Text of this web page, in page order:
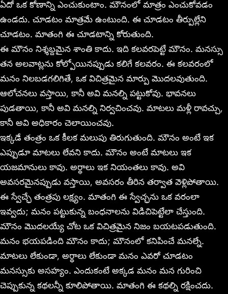
ఏదో ఒక కోణాన్ని ఎంచుకుంటాం. మౌనంలో మాత్రం ఎంచుకోవడం
ఉండదు. చూడటం మాత్రమే ఉంటుంది. ఈ చూడటం తీర్పుల్లేని
చూడటం. మాతంగి ఈ చూడటాన్ని కోరుతుంది.
ఈ మౌనం నిశ్శబ్దమైన శాంతి కాదు. ఇది కలవరపెట్టే మౌనం. మనస్సు
తన అలవాట్లను కోల్పోయినప్పుడు కలిగే కలవరం. ఈ కలవరంలో
మనం నిలబడగలిగితే, ఒక విచిత్రమైన మార్పు మొదలవుతుంది.
ఆలోచనలు వస్తాయి, కానీ అవి మనల్ని పట్టుకోవు. భావనలు
పుడతాయి, కానీ అవి మనల్ని నిర్వచించవు. మాటలు మళ్లీ రావచ్చు,
కానీ అవి అధికారం చెలాయించవు.
ఇక్కడే తంత్రం ఒక కీలక మలుపు తిరుగుతుంది. మౌనం అంటే ఇక
ఎప్పుడూ మాటలు లేవని కాదు. మౌనం అంటే మాటలు ఇక
యజమానులు కావు. అర్థాలు ఇక నియంతలు కావు. అవి
అవసరమైనప్పుడు వస్తాయి, అవసరం తీరిన తర్వాత వెళ్లిపోతాయి.
ఈ స్వేచ్ఛే తంత్రపు లక్ష్యం. మాతంగి ఈ స్వేచ్ఛను ఒక వరంలా
ఇవ్వదు; మనం పట్టుకున్న బంధనాలను విడిచిపెట్టేలా చేస్తుంది.
మౌనం మొదలయ్యే చోట ఒక విచిత్రమైన నిజం బయటపడుతుంది.
మనం భయపడింది మౌనం కాదు; మౌనంలో కనిపించే మనల్నే.
మాటలు లేకుండా, అర్థాలు లేకుండా మనం ఎవరో చూడటం
మనస్సుకు అసహ్యం. ఎందుకంటే అక్కడ మనం మన గురించి
చెప్పుకున్న కథలన్నీ కూలిపోతాయి. మాతంగి ఈ కథల్ని రక్షించదు.